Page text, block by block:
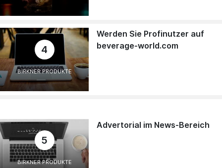
4
BIRKNER PRODUKTE
Werden Sie Profinutzer auf
beverage-world.com
5
BIRKNER PRODUKTE
Advertorial im News-Bereich